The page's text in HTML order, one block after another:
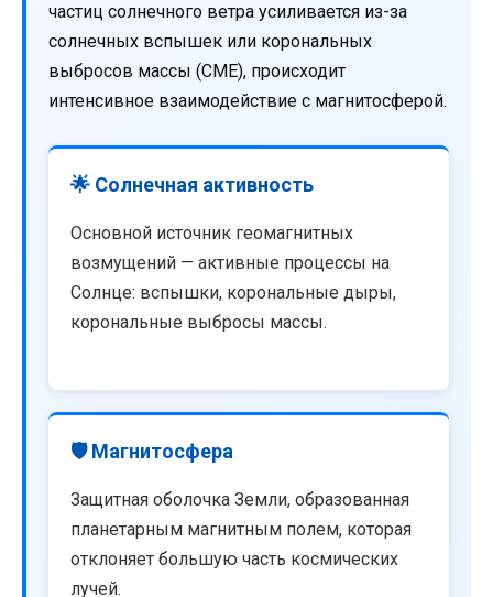
частиц солнечного ветра усиливается из-за
солнечных вспышек или корональных
выбросов массы (CME), происходит
интенсивное взаимодействие с магнитосферой.
🌟 Солнечная активность
Основной источник геомагнитных
возмущений — активные процессы на
Солнце: вспышки, корональные дыры,
корональные выбросы массы.
🛡️ Магнитосфера
Защитная оболочка Земли, образованная
планетарным магнитным полем, которая
отклоняет большую часть космических
лучей.